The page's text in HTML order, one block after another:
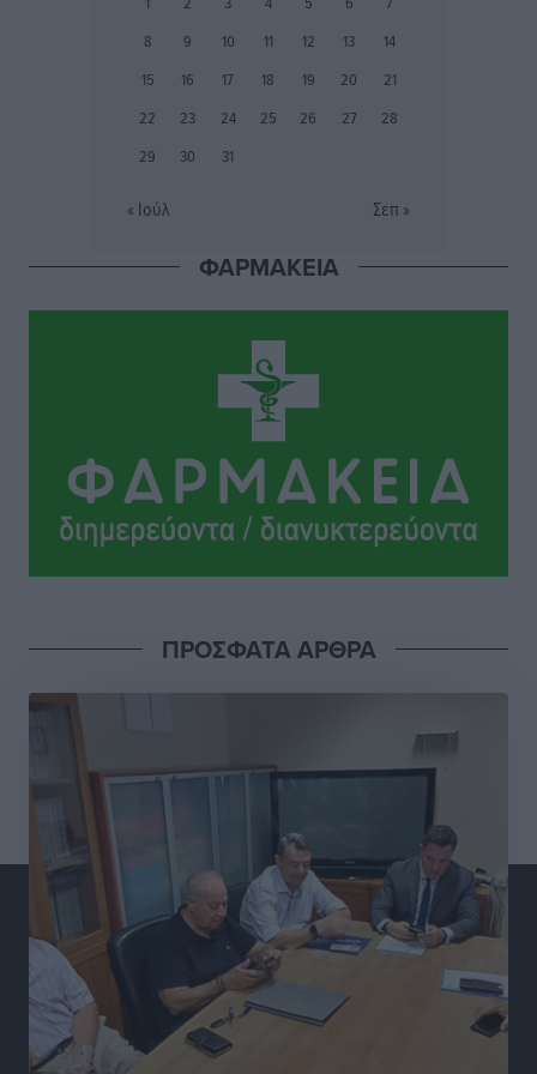
Τοπικές Ειδήσεις πριν 15 ώρες
Πάνθηρες: Ξεκίνησαν αισιόδοξοι για την παρθενική
Άρης Αρχαγγέλου: Στο πλευρό του άτυχου Ιάκωβου
πριν 15 ώρες
Κλεάνθης: Έτοιμες οι κάρτες διαρκείας της νέας
Αθλητικά• πριν 16 ώρες
Ατρόμητος Διμυλιάς: Ο Μαργαρίτης και μία
Γ.Σ. Διαγόρας: Επέστρεψε στις Ακαδημίες η Ειρήνη
Παπαεμμανουήλ
ΣΚΟΕ: Σαββατοκύριακο με αγώνες από τον Σ.Σ. Ρόδου
Συνελήφθη 37χρονη στη Ρόδο γιατί είχε αφήσει τα
τρία ανήλικα παιδιά της χωρίς επιτήρηση
Τοπικές Ειδήσεις πριν 18 ώρες
Σταυρός Καλυθιών: Απέκτησε την Φωτεινή Πιζάνια
Αθλητικά • πριν 18 ώρες
8
9 10 11 12 13
14
15
16 17 18 19 20
21
22
23 24 25 26 27
28
29
30 31
« Ιούλ Σεπ »
ΦΑΡΜΑΚΕΙΑ
ΠΡΟΣΦΑΤΑ ΑΡΘΡΑ